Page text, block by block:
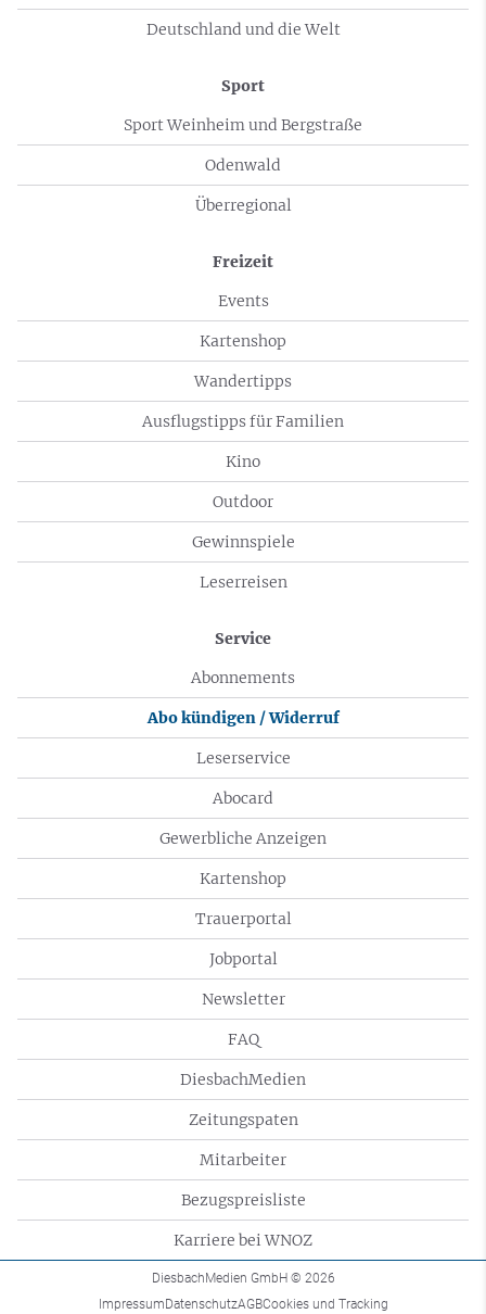
Deutschland und die Welt
Sport
Sport Weinheim und Bergstraße
Odenwald
Überregional
Freizeit
Events
Kartenshop
Wandertipps
Ausflugstipps für Familien
Kino
Outdoor
Gewinnspiele
Leserreisen
Service
Abonnements
Abo kündigen / Widerruf
Leserservice
Abocard
Gewerbliche Anzeigen
Kartenshop
Trauerportal
Jobportal
Newsletter
FAQ
DiesbachMedien
Zeitungspaten
Mitarbeiter
Bezugspreisliste
Karriere bei WNOZ
DiesbachMedien GmbH © 2026
ImpressumDatenschutzAGBCookies und Tracking